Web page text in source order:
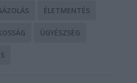
ÉLETMENTÉS
ÜGYÉSZSÉG